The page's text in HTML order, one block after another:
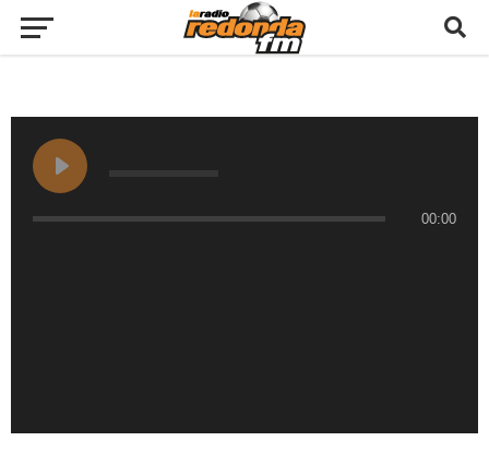
00:00